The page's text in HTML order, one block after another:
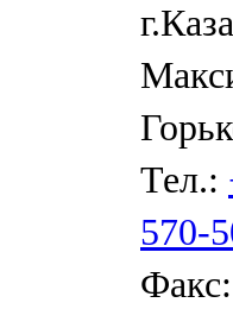
Тел.:
570-
Факс: